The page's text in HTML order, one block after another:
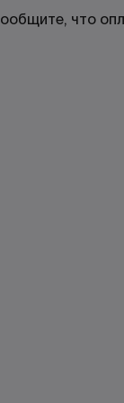
что